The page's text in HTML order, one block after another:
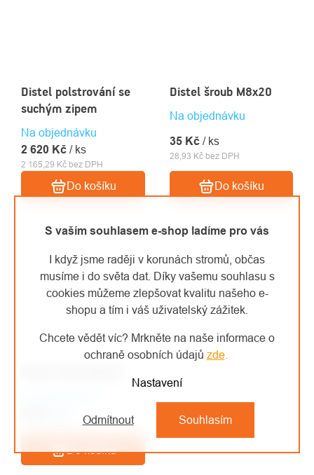
S vaším souhlasem e-shop ladíme pro vás
I když jsme raději v korunách stromů, občas
musíme i do světa dat. Díky vašemu souhlasu s
cookies můžeme zlepšovat kvalitu našeho e-
shopu a tím i váš uživatelský zážitek.
Chcete vědět víc? Mrkněte na naše informace o
ochraně osobních údajů zde.
Nastavení
Odmítnout Souhlasím
Distel polstrování se
suchým zipem
Na objednávku
2 165,29 Kč bez DPH
2 620 Kč / ks
Do košíku
Distel šroub M8x20
Na objednávku
28,93 Kč bez DPH
35 Kč / ks
Do košíku
28,93 Kč bez DPH
Do košíku